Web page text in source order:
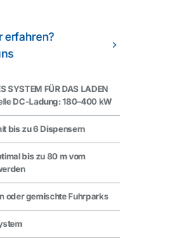
erfahren?
SYSTEM FÜR DAS LADEN
DC-Ladung: 180–400 kW
bis zu 6 Dispensern
bis zu 80 m vom
oder gemischte Fuhrparks